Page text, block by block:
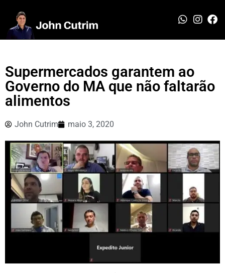
Supermercados garantem ao
Governo do MA que não faltarão
alimentos
John Cutrim maio 3, 2020